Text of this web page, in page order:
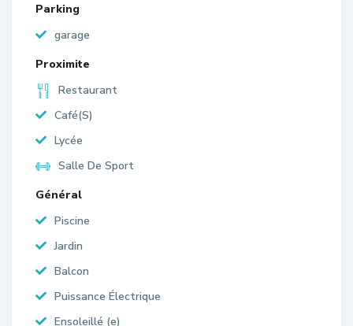
Parking
garage
Proximite
Restaurant
Café(S)
Lycée
Salle De Sport
Général
Piscine
Jardin
Balcon
Puissance Électrique
Ensoleillé (e)